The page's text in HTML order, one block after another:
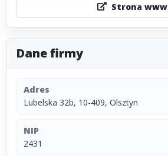
Strona www
Dane firmy
Adres
Lubelska 32b, 10-409, Olsztyn
NIP
2431